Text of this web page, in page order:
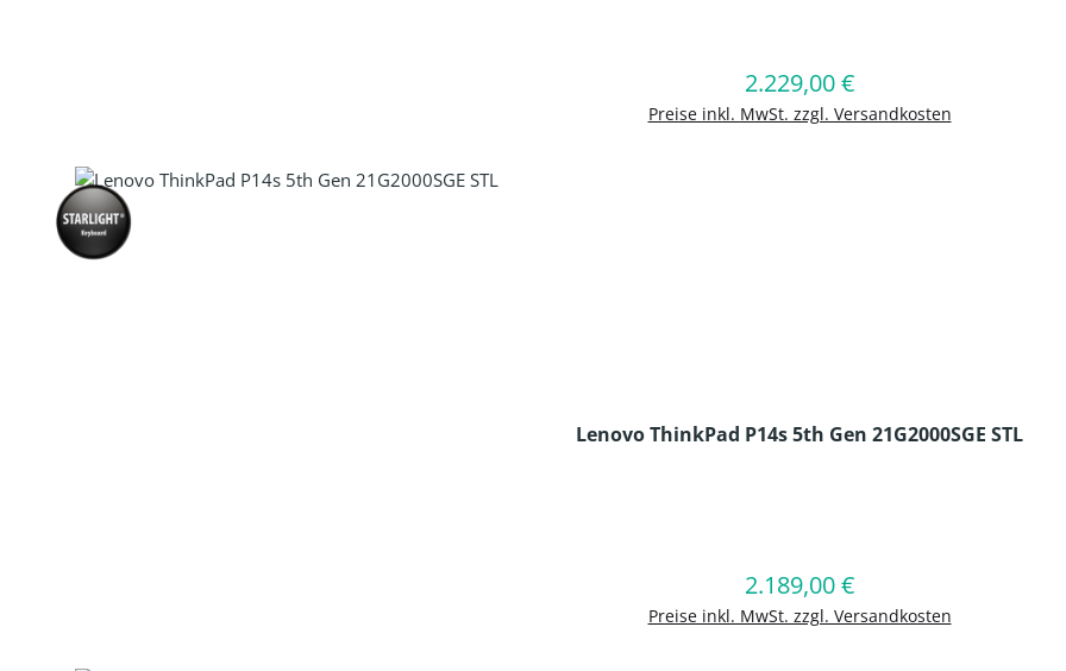
Regulärer Preis:
2.229,00 €
Preise inkl. MwSt. zzgl. Versandkosten
In den Warenkorb
Lenovo ThinkPad P14s 5th Gen 21G2000SGE STL
Regulärer Preis:
2.189,00 €
Preise inkl. MwSt. zzgl. Versandkosten
In den Warenkorb